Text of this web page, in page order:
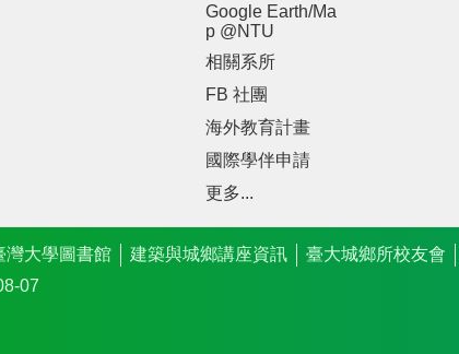
Google Earth/Ma
p @NTU
相關系所
FB 社團
海外教育計畫
國際學伴申請
更多...
灣大學圖書館 建築與城鄉講座資訊 臺大城鄉所校友會
07